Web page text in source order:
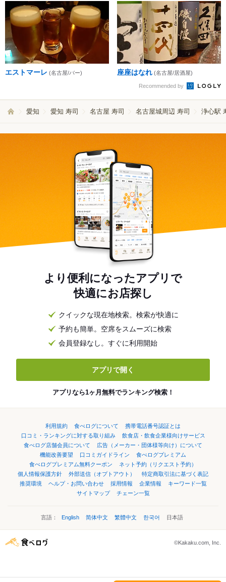
エストマーレ (名古屋/バー) 座座はなれ (名古屋/居酒屋)
Recommended by
愛知 愛知 寿司 名古屋 寿司 名古屋城周辺 寿司 浄心駅
より便利になったアプリで
快適にお店探し
クイックな現在地検索。検索が快適に
予約も簡単。空席をスムーズに検索
会員登録なし。すぐに利用開始
アプリで開く
アプリなら1ヶ月無料でランキング検索！
利用規約 食べログについて
携帯電話番号認証とは
口コミ・ランキングに対する取り組み
飲食店・飲食企業様向けサービス
食べログ店舗会員について
広告（メーカー・団体様等向け）について
機能改善要望
口コミガイドライン
食べログプレミアム
食べログプレミアム無料クーポン
ネット予約（リクエスト予約）
個人情報保護方針
外部送信（オプトアウト）
特定商取引法に基づく表記
推奨環境
ヘルプ・お問い合わせ 採用情報 企業情報
キーワード一覧
サイトマップ
チェーン一覧
言語： English 简体中文 繁體中文 한국어 日本語
©Kakaku.com, Inc.